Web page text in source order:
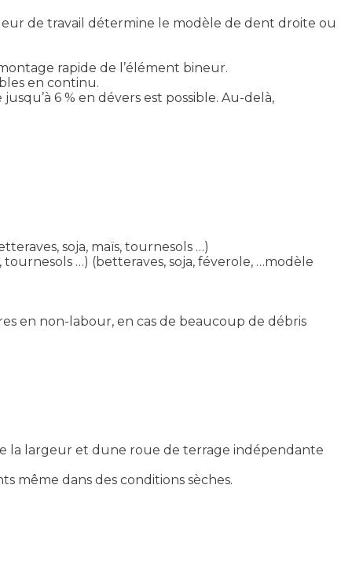
de travail détermine le modèle de dent droite ou
rapide de l’élément bineur.
en continu.
6 % en dévers est possible. Au-delà,
soja, maïs, tournesols …)
tournesols …) (betteraves, soja, féverole, …modèle
en non-labour, en cas de beaucoup de débris
la largeur et dune roue de terrage indépendante
même dans des conditions sèches.